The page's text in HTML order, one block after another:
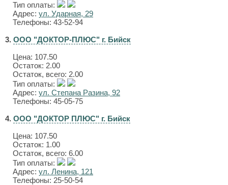
Тип оплаты:
Адрес: ул. Ударная, 29
Телефоны: 43-52-94
3. ООО "ДОКТОР-ПЛЮС" г. Бийск
Цена: 107.50
Остаток: 2.00
Остаток, всего: 2.00
Тип оплаты:
Адрес: ул. Степана Разина, 92
Телефоны: 45-05-75
4. ООО "ДОКТОР ПЛЮС" г. Бийск
Цена: 107.50
Остаток: 1.00
Остаток, всего: 6.00
Тип оплаты:
Адрес: ул. Ленина, 121
Телефоны: 25-50-54